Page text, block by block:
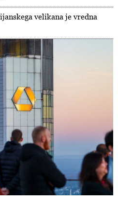
velikana je vredna